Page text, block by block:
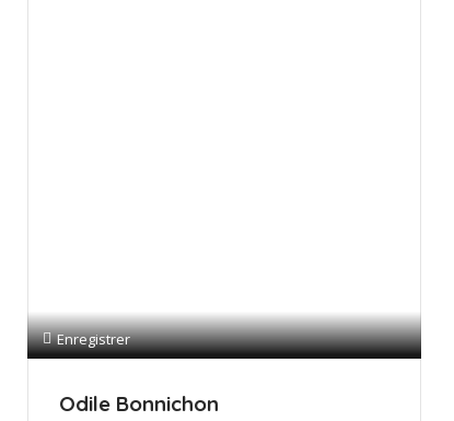
Enregistrer
Odile Bonnichon